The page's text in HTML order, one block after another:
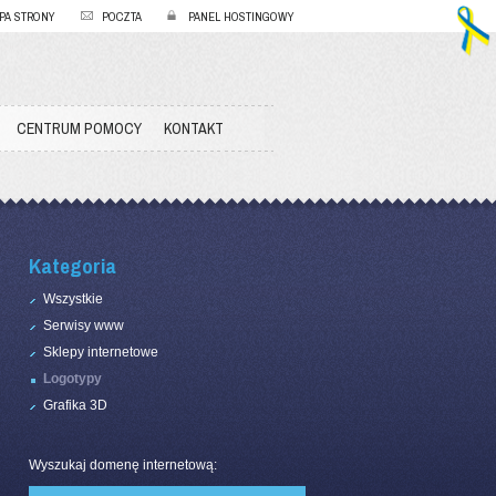
STRONY POCZTA PANEL HOSTINGOWY
CENTRUM POMOCY KONTAKT
Kategoria
Wszystkie
Serwisy www
Sklepy internetowe
Logotypy
Grafika 3D
Wyszukaj domenę internetową: